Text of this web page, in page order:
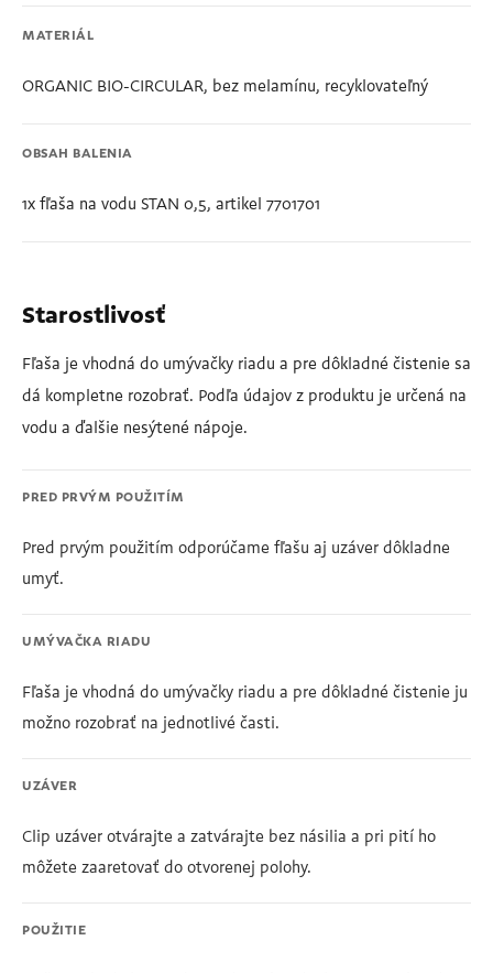
MATERIÁL
ORGANIC BIO-CIRCULAR, bez melamínu, recyklovateľný
OBSAH BALENIA
1x fľaša na vodu STAN 0,5, artikel 7701701
Starostlivosť
Fľaša je vhodná do umývačky riadu a pre dôkladné čistenie sa
dá kompletne rozobrať. Podľa údajov z produktu je určená na
vodu a ďalšie nesýtené nápoje.
PRED PRVÝM POUŽITÍM
Pred prvým použitím odporúčame fľašu aj uzáver dôkladne
umyť.
UMÝVAČKA RIADU
Fľaša je vhodná do umývačky riadu a pre dôkladné čistenie ju
možno rozobrať na jednotlivé časti.
UZÁVER
Clip uzáver otvárajte a zatvárajte bez násilia a pri pití ho
môžete zaaretovať do otvorenej polohy.
POUŽITIE